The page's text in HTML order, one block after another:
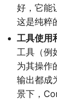
好，它能
这是纯粹
工具使用
工具（例
为其操作
输出都成
景下，